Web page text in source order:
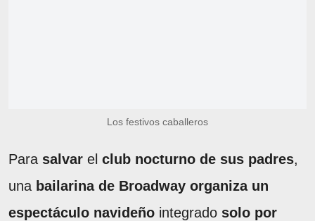
Los festivos caballeros
Para salvar el club nocturno de sus padres,
una bailarina de Broadway organiza un
espectáculo navideño integrado solo por